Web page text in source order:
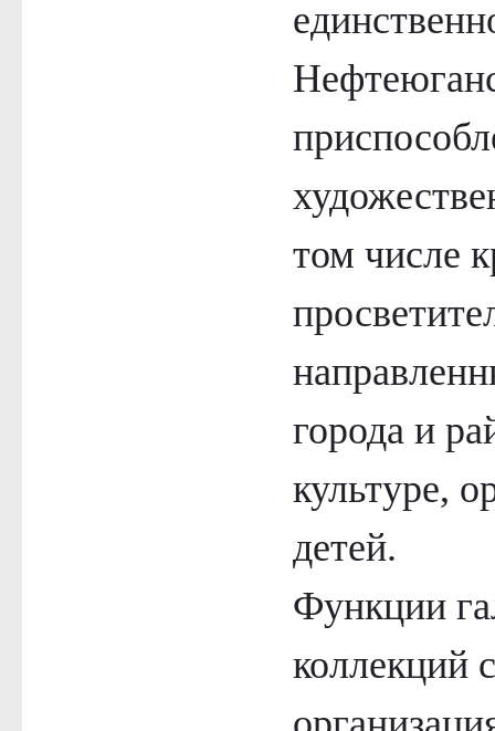
том числе
города и
культуре,
детей.
Функции
коллекций